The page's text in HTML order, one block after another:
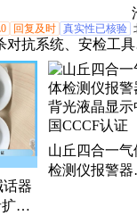
回复及时 真实性已核验
对抗系统、安检工具
心、防刺服、防暴头
、防爆毯
话器
音
山丘四合一气
检测仪报警器